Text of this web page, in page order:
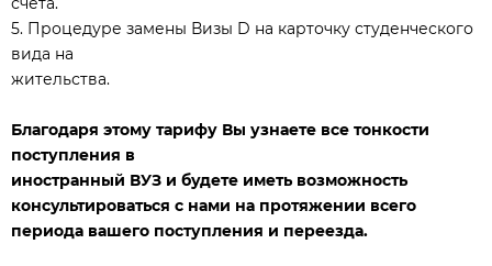
5. Процедуре замены Визы D на карточку студенческого
вида на
жительства.
Благодаря этому тарифу Вы узнаете все тонкости
поступления в
иностранный ВУЗ и будете иметь возможность
консультироваться с нами на протяжении всего
периода вашего поступления и переезда.